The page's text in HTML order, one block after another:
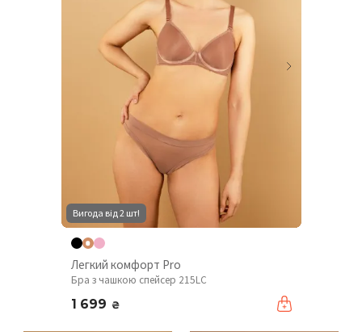
Вигода від 2 шт!
Легкий комфорт Pro
Бра з чашкою спейсер 215LC
1 699 ₴